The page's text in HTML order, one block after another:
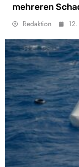
mehreren
Redaktion